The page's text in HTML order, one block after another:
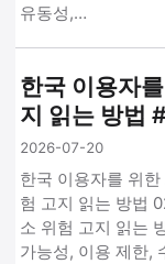
유동성,…
한국 이용자
지 읽는 방법
2026-07-20
한국 이용자를 위
험 고지 읽는 방법
소 위험 고지 읽는
가능성, 이용 제한,